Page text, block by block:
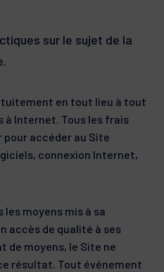
sur le sujet de la
en tout lieu à tout
à Internet. Tous les frais
pour accéder au Site
connexion Internet,
moyens mis à sa
accès de qualité à ses
de moyens, le Site ne
résultat. Tout événement